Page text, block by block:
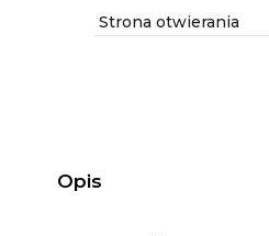
Strona otwierania
Opis